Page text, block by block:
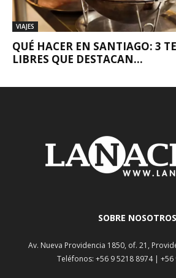
VIAJES
QUÉ HACER EN SANTIAGO: 3
LIBRES QUE DESTACAN...
SOBRE NOSOTROS
Av. Nueva Providencia 1850, of. 21,
Teléfonos: +56 9 5218 8974 | +56